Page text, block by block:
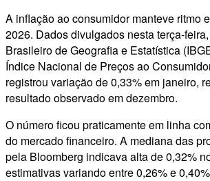
A inflação ao consumidor manteve ritmo
2026. Dados divulgados nesta terça-
Brasileiro de Geografia e Estatística
Índice Nacional de Preços ao
registrou variação de 0,33% em janeiro,
resultado observado em dezembro.
O número ficou praticamente em linha
do mercado financeiro. A mediana das
pela Bloomberg indicava alta de 0,32%
estimativas variando entre 0,26% e